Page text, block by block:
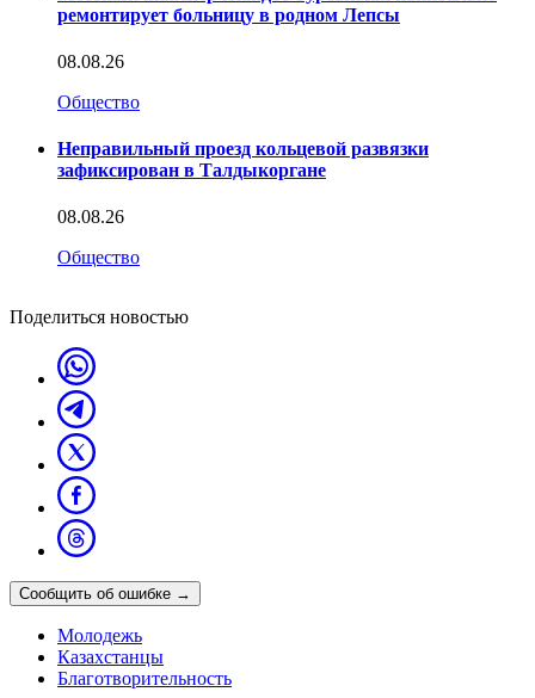
ремонтирует больницу в родном Лепсы
08.08.26
Общество
Неправильный проезд кольцевой развязки
зафиксирован в Талдыкоргане
08.08.26
Общество
Поделиться новостью
Сообщить об ошибке →
Молодежь
Казахстанцы
Благотворительность